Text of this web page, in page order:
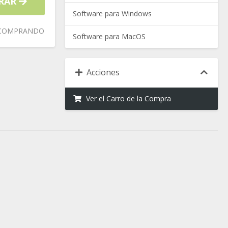
Software para Windows
Software para MacOS
Acciones
Ver el Carro de la Compra